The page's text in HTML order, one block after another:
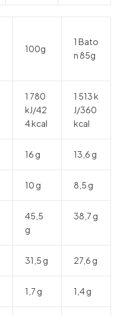
100g
1 Bato
n 85g
1 780
kJ/42
4 kcal
1 513 k
J/360
kcal
16 g 13,6 g
10 g 8,5 g
45,5
g
38,7 g
31,5 g 27,6 g
1,7 g 1,4 g